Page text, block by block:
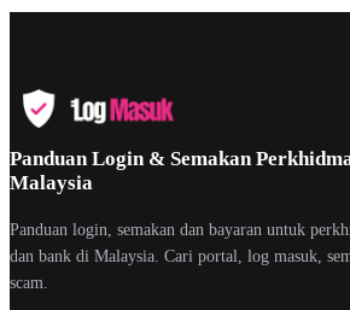
Panduan Login & Semakan
Malaysia
Panduan login, semakan dan bayaran untuk
dan bank di Malaysia. Cari portal, log masuk,
scam.